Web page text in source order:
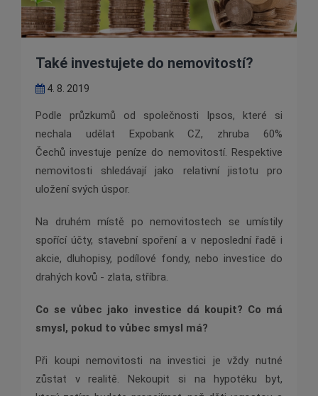
Také investujete do nemovitostí?
4. 8. 2019
Podle průzkumů od společnosti Ipsos, které si
nechala udělat Expobank CZ, zhruba 60%
Čechů investuje peníze do nemovitostí. Respektive
nemovitosti shledávají jako relativní jistotu pro
uložení svých úspor.
Na druhém místě po nemovitostech se umístily
spořící účty, stavební spoření a v neposlední řadě i
akcie, dluhopisy, podílové fondy, nebo investice do
drahých kovů - zlata, stříbra.
Co se vůbec jako investice dá koupit? Co má
smysl, pokud to vůbec smysl má?
Při koupi nemovitosti na investici je vždy nutné
zůstat v realitě. Nekoupit si na hypotéku byt,